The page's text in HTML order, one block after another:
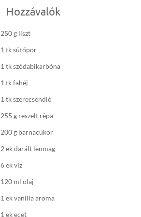
Hozzávalók
250 g liszt
1 tk sütőpor
1 tk szódabikarbóna
1 tk fahéj
1 tk szerecsendió
255 g reszelt répa
200 g barnacukor
2 ek darált lenmag
6 ek víz
120 ml olaj
1 ek vanília aroma
1 ek ecet